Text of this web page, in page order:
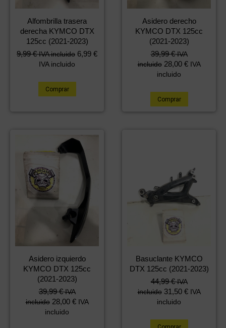
Alfombrilla trasera
derecha KYMCO DTX
125cc (2021-2023)
9,99€ IVA incluido 6,99 €
IVA incluido
Comprar
Asidero derecho
KYMCO DTX 125cc
(2021-2023)
39,99€ IVA
incluido 28,00 € IVA
incluido
Comprar
Asidero izquierdo
KYMCO DTX 125cc
(2021-2023)
39,99€ IVA
incluido 28,00 € IVA
incluido
Basuclante KYMCO
DTX 125cc (2021-2023)
44,99€ IVA
incluido 31,50 € IVA
incluido